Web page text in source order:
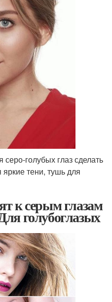
голубых глаз сделать
тени, тушь для
к серым глазам
голубоглазых